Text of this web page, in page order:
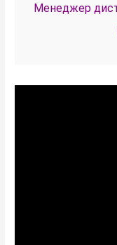
Менеджер